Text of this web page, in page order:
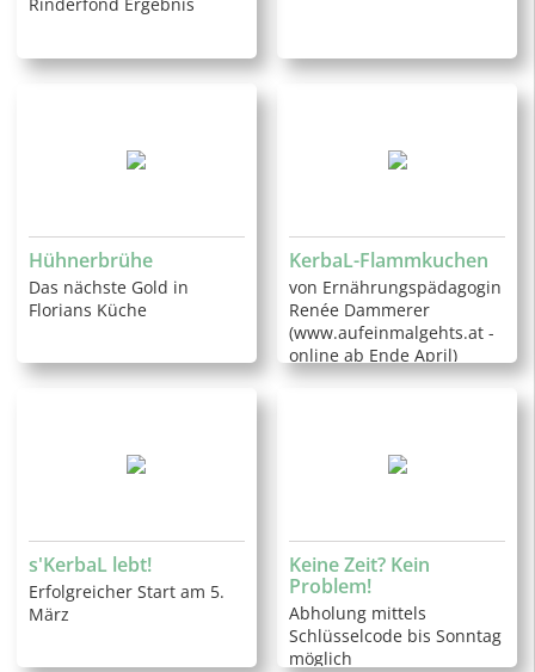
Hühnerbrühe
Das nächste Gold in
Florians Küche
KerbaL-Flammkuchen
von Ernährungspädagogin
Renée Dammerer
(www.aufeinmalgehts.at -
online ab Ende April)
s'KerbaL lebt!
Erfolgreicher Start am 5.
März
Keine Zeit? Kein
Problem!
Abholung mittels
Schlüsselcode bis Sonntag
möglich